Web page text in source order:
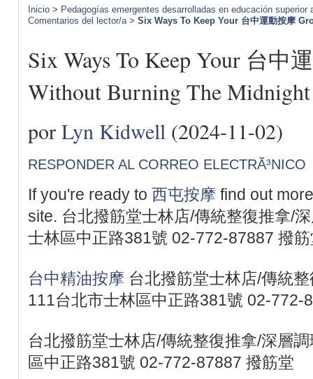
Inicio > Pedagogías emergentes desarrolladas en educación
Comentarios del lector/a> Six Ways To Keep Your 台中運動按摩
Six Ways To Keep Your 台中
Without Burning The
por Lyn Kidwell (2024-11-02)
RESPONDER AL CORREO ELECTRÃ³NICO
If you're ready to 西屯按摩 find out
site. 台北撥筋堂士林店/傳統整復推拿/
士林區中正路381號 02-772-87887 撥
台中精油按摩 台北撥筋堂士林店/傳統
111台北市士林區中正路381號 02-772-
台北撥筋堂士林店/傳統整復推拿/深層
區中正路381號 02-772-87887 撥筋堂